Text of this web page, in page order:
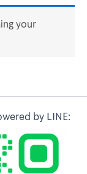
your
by LINE: